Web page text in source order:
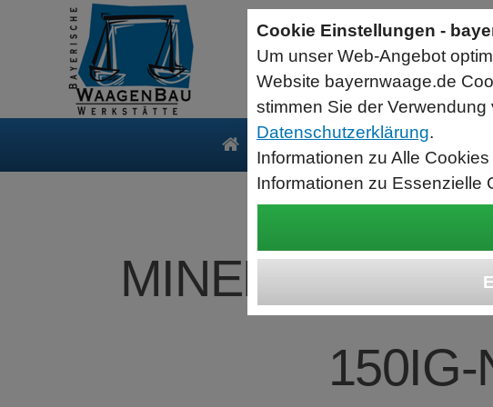
MINEBEA
150IG-
Produkte Service
Sartorius Feuchtebestimmer MA35
jetzt zum Aktionspreis
Der MA35 ist das Einsteigermodell zur schnellen und
zuverlässigen Bestimmung der Materialfeuchte flüssiger, pastöser
und fester Substanzen mit dem Verfahren der Thermogravimetrie.
Wägebereich: 35 g, Ablesbarkeit: 1 mg
Cookie Einstellungen -
Um unser Web-Angebot
Website bayernwaage.de
stimmen Sie der
Datenschutzerklärung.
Informationen zu Alle
Informationen zu Essenzielle